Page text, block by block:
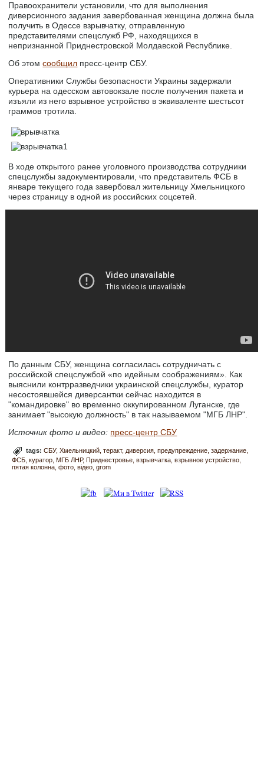
Правоохранители установили, что для выполнения
диверсионного задания завербованная женщина должна была
получить в Одессе взрывчатку, отправленную
представителями спецслужб РФ, находящихся в
непризнанной Приднестровской Молдавской Республике.
Об этомсообщил пресс-центр СБУ.
Оперативники Службы безопасности Украины задержали
курьера на одесском автовокзале после получения пакета и
изъяли из него взрывное устройство в эквиваленте шестьсот
граммов тротила.
В ходе открытого ранее уголовного производства сотрудники
спецслужбы задокументировали, что представитель ФСБ в
январе текущего года завербовал жительницу Хмельницкого
через страницу в одной из российских соцсетей.
По данным СБУ, женщина согласилась сотрудничать с
российской спецслужбой «по идейным соображениям». Как
выяснили контрразведчики украинской спецслужбы, куратор
несостоявшейся диверсантки сейчас находится в
"командировке" во временно оккупированном Луганске, где
занимает "высокую должность" в так называемом "МГБ ЛНР".
Источник фото и видео: пресс-центр СБУ
tags:СБУ Хмельницкий теракт диверсия предупреждение задержание
ФСБ куратор МГБ ЛНР Приднестровье взрывчатка взрывное устройство
пятая колонна фото відео grom